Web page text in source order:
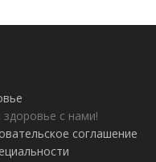
с нами!
соглашение